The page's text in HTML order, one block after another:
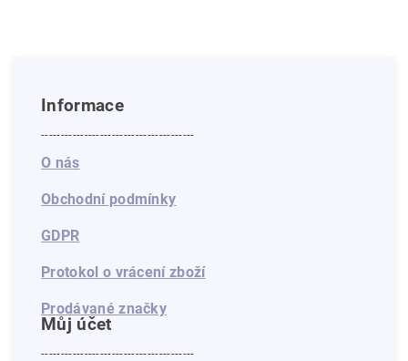
Informace
---------------------------------------
O nás
Obchodní podmínky
GDPR
Protokol o vrácení zboží
Prodávané značky
Můj účet
---------------------------------------